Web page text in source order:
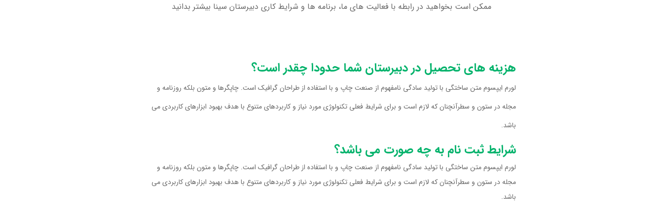
ممکن است بخواهید در رابطه با فعالیت های ما، برنامه ها و شرایط کاری دبیرستان سینا بیشتر بدانید
هزینه های تحصیل در دبیرستان شما حدودا چقدر است؟
لورم ایپسوم متن ساختگی با تولید سادگی نامفهوم از صنعت چاپ و با استفاده از طراحان گرافیک است. چاپگرها و متون بلکه روزنامه و
مجله در ستون و سطرآنچنان که لازم است و برای شرایط فعلی تکنولوژی مورد نیاز و کاربردهای متنوع با هدف بهبود ابزارهای کاربردی می
باشد.
شرایط ثبت نام به چه صورت می باشد؟
لورم ایپسوم متن ساختگی با تولید سادگی نامفهوم از صنعت چاپ و با استفاده از طراحان گرافیک است. چاپگرها و متون بلکه روزنامه و
مجله در ستون و سطرآنچنان که لازم است و برای شرایط فعلی تکنولوژی مورد نیاز و کاربردهای متنوع با هدف بهبود ابزارهای کاربردی می
باشد.